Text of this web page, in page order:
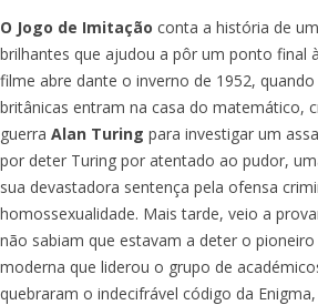
O Jogo de Imitação conta a história de
brilhantes que ajudou a pôr um ponto final
filme abre dante o inverno de 1952,
britânicas entram na casa do matemático,
guerra Alan Turing para investigar um
por deter Turing por atentado ao pudor,
sua devastadora sentença pela ofensa
homossexualidade. Mais tarde, veio a
não sabiam que estavam a deter o
moderna que liderou o grupo de
quebraram o indecifrável código da